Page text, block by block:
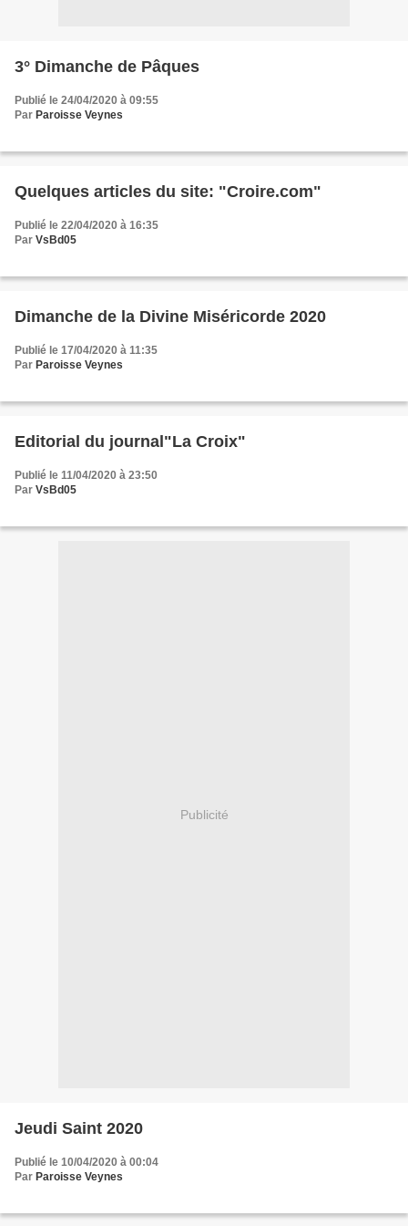
3° Dimanche de Pâques
Publié le 24/04/2020 à 09:55
Par Paroisse Veynes
Quelques articles du site: "Croire.com"
Publié le 22/04/2020 à 16:35
Par VsBd05
Dimanche de la Divine Miséricorde 2020
Publié le 17/04/2020 à 11:35
Par Paroisse Veynes
Editorial du journal"La Croix"
Publié le 11/04/2020 à 23:50
Par VsBd05
Publicité
Jeudi Saint 2020
Publié le 10/04/2020 à 00:04
Par Paroisse Veynes